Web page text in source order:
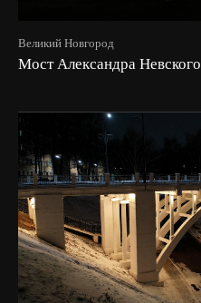
Великий Новгород
Мост Александра Невского